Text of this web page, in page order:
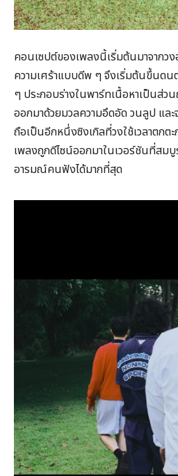
คอนเซปต์ของเพลงนี้เริ่มต้นมาจากว
ความเศร้าแบบดีพ ๆ จึงเริ่มต้นขึ้นด
ๆ ประกอบร่างในพาร์ทเนื้อหาเป็นส่ว
ออกมาด้วยมวลความอึดอัด วนลูป แล
ถือเป็นอีกหนึ่งซิงเกิลที่วงใช้เวลาตกต
เพลงถูกดีไซน์ออกมาในเวอร์ชันที่สม
อารมณ์คนฟังได้มากที่สุด